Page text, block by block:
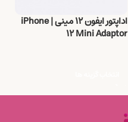
اداپتور ایفون ۱۲ مینی | iPhone
12 Mini Adaptor